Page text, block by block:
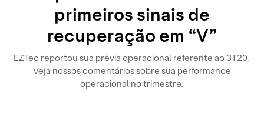
primeiros sinais de
recuperação em “V”
EZTec reportou sua prévia operacional referente ao 3T20.
Veja nossos comentários sobre sua performance
operacional no trimestre.